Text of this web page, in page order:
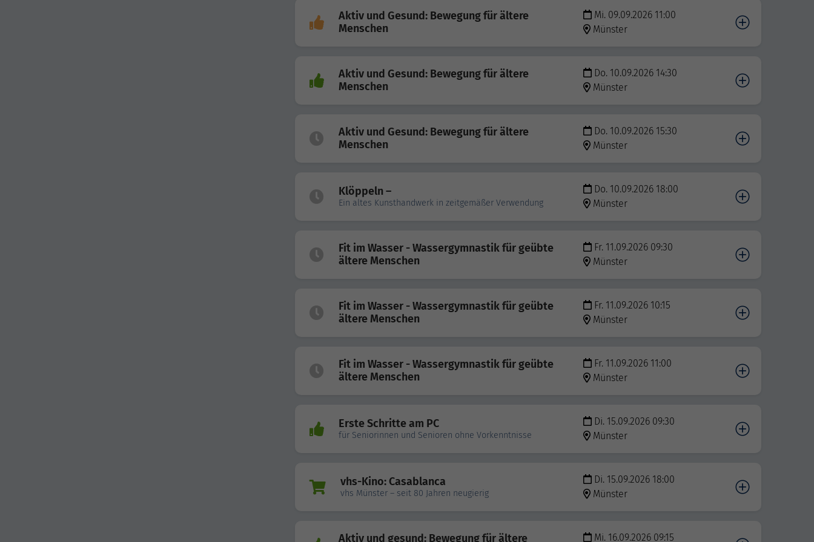
Aktiv und Gesund: Bewegung für ältere
Menschen
Mi. 09.09.2026 11:00
Münster
Aktiv und Gesund: Bewegung für ältere
Menschen
Do. 10.09.2026 14:30
Münster
Aktiv und Gesund: Bewegung für ältere
Menschen
Do. 10.09.2026 15:30
Münster
Klöppeln –
Ein altes Kunsthandwerk in zeitgemäßer Verwendung
Do. 10.09.2026 18:00
Münster
Fit im Wasser - Wassergymnastik für geübte
ältere Menschen
Fr. 11.09.2026 09:30
Münster
Fit im Wasser - Wassergymnastik für geübte
ältere Menschen
Fr. 11.09.2026 10:15
Münster
Fit im Wasser - Wassergymnastik für geübte
ältere Menschen
Fr. 11.09.2026 11:00
Münster
Erste Schritte am PC
für Seniorinnen und Senioren ohne Vorkenntnisse
Di. 15.09.2026 09:30
Münster
vhs-Kino: Casablanca
vhs Münster – seit 80 Jahren neugierig
Di. 15.09.2026 18:00
Münster
Aktiv und gesund: Bewegung für ältere Mi. 16.09.2026 09:15